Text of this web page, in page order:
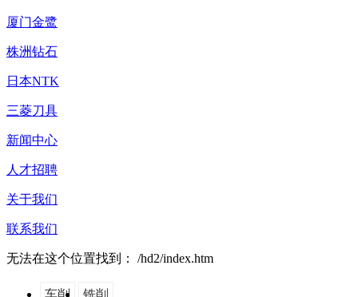
厦门金鹭
株洲钻石
日本NTK
三菱刀具
新闻中心
人才招聘
关于我们
联系我们
无法在这个位置找到： /hd2/index.htm
车削 铣削